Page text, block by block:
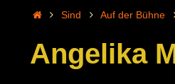
Sind Auf der Bühne
Angelika